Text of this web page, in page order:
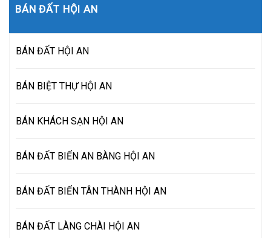
BÁN ĐẤT HỘI AN
BÁN ĐẤT HỘI AN
BÁN BIỆT THỰ HỘI AN
BÁN KHÁCH SẠN HỘI AN
BÁN ĐẤT BIỂN AN BÀNG HỘI AN
BÁN ĐẤT BIỂN TÂN THÀNH HỘI AN
BÁN ĐẤT LÀNG CHÀI HỘI AN